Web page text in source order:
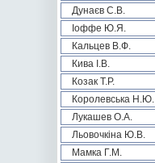
Дунаєв С.В.
Іоффе Ю.Я.
Кальцев В.Ф.
Кива І.В.
Козак Т.Р.
Королевська Н.Ю.
Лукашев О.А.
Льовочкіна Ю.В.
Мамка Г.М.